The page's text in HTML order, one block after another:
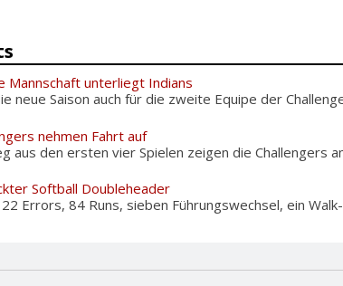
Mannschaft unterliegt Indians
neue Saison auch für die zweite Equipe der
nehmen Fahrt auf
aus den ersten vier Spielen zeigen die Challengers
Softball Doubleheader
Errors, 84 Runs, sieben Führungswechsel, ein